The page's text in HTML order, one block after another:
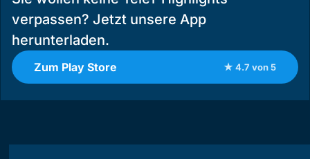
verpassen? Jetzt unsere App
herunterladen.
Zum Play Store ★ 4.7 von 5